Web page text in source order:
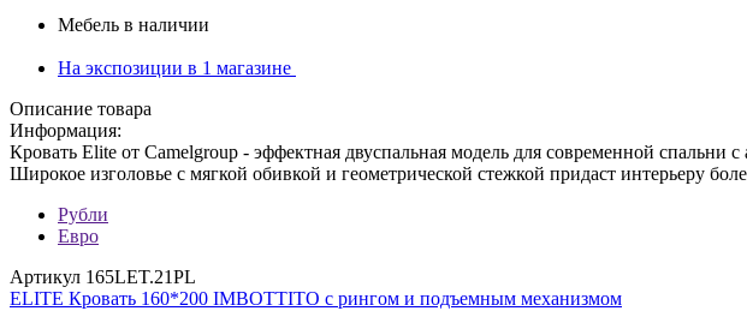
Мебель в наличии
На экспозиции в 1 магазине
Описание товара
Информация:
Кровать Elite от Camelgroup - эффектная двуспальная модель для современной спальни
Широкое изголовье с мягкой обивкой и геометрической стежкой придаст интерьеру
Рубли
Евро
Артикул 165LET.21PL
ELITE Кровать 160*200 IMBOTTITO с рингом и подъемным механизмом